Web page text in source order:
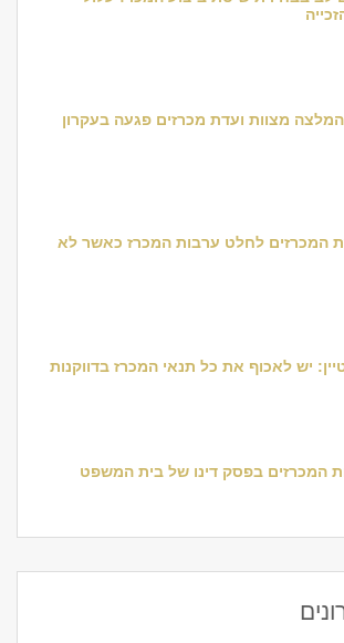
מצוות ועדת מכרזים פגעה בעקרון
המכרזים לחלט ערבות המכרז כאשר לא
יש לאכוף את כל תנאי המכרז בדווקנות
המכרזים בפסק דינו של בית המשפט